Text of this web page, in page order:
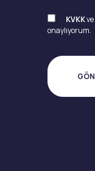
KVKKve
onaylıyorum.